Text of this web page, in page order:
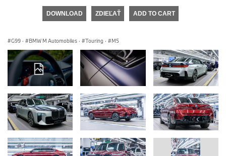
DOWNLOAD ZDIEĽAŤ ADD TO CART
G99 · BMW M Automobiles · Touring · M5